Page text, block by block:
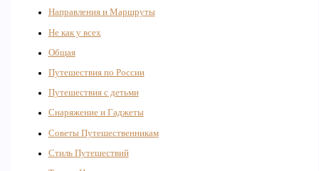
Направления и Маршруты
Не как у всех
Общая
Путешествия по России
Путешествия с детьми
Снаряжение и Гаджеты
Советы Путешественникам
Стиль Путешествий